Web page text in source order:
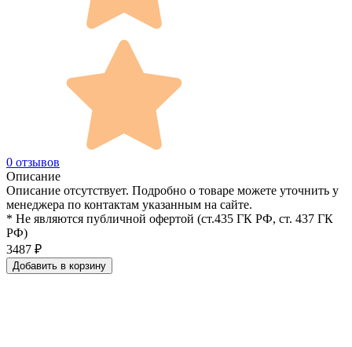
0 отзывов
Описание
Описание отсутствует. Подробно о товаре можете уточнить у
менеджера по контактам указанным на сайте.
* Не являются публичной офертой (ст.435 ГК РФ, cт. 437 ГК
РФ)
3487 ₽
Добавить в корзину